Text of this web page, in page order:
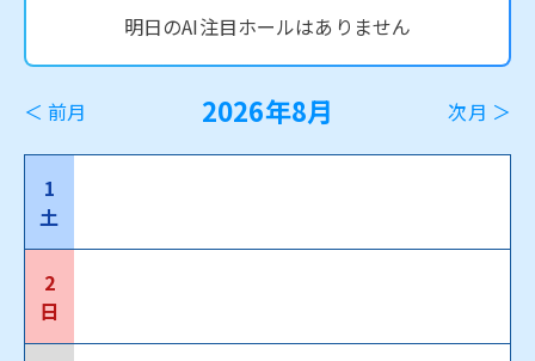
明日のAI注目ホールはありません
＜ 前月 2026年8月 次月 ＞
1
土
2
日